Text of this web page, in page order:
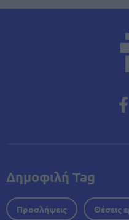
Δημοφιλή Tag
Προσλήψεις Θέσεις